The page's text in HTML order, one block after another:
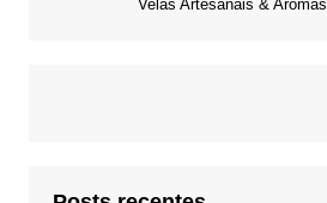
Velas Artesanais & Aromas